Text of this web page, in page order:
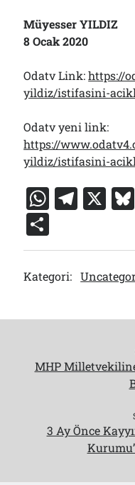
Müyesser YILDIZ
8 Ocak 2020
Odatv Link:https://
yildiz/istifasini-
Odatv yeni link:
https://
yildiz/istifasini-
W
at
s
A
p
T
e
gr
a
m
X
h
ar
e
Kategori:
MHP Milletvekiline
3 Ay Önce